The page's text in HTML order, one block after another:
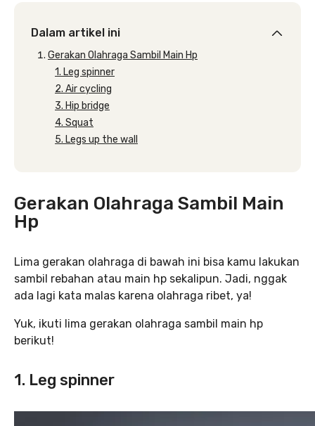
Dalam artikel ini
Gerakan Olahraga Sambil Main Hp
1. Leg spinner
2. Air cycling
3. Hip bridge
4. Squat
5. Legs up the wall
Gerakan Olahraga Sambil Main
Hp
Lima gerakan olahraga di bawah ini bisa kamu lakukan
sambil rebahan atau main hp sekalipun. Jadi, nggak
ada lagi kata malas karena olahraga ribet, ya!
Yuk, ikuti lima gerakan olahraga sambil main hp
berikut!
1. Leg spinner